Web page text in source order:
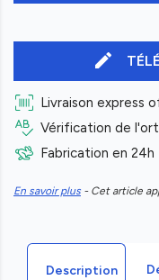
edit
Livraison express
Vérification de
Fabrication en 24h
En savoir plus - Cet article
Description